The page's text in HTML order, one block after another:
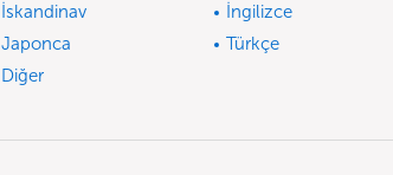
İskandinav
İngilizce
Japonca
Türkçe
Diğer